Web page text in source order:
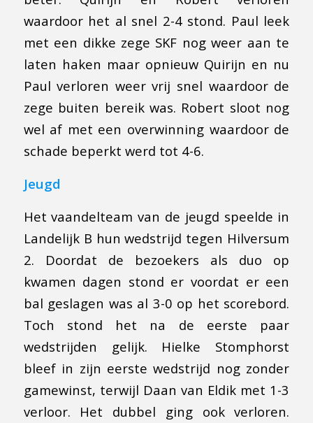
waardoor het al snel 2-4 stond. Paul leek
met een dikke zege SKF nog weer aan te
laten haken maar opnieuw Quirijn en nu
Paul verloren weer vrij snel waardoor de
zege buiten bereik was. Robert sloot nog
wel af met een overwinning waardoor de
schade beperkt werd tot 4-6.
Jeugd
Het vaandelteam van de jeugd speelde in
Landelijk B hun wedstrijd tegen Hilversum
2. Doordat de bezoekers als duo op
kwamen dagen stond er voordat er een
bal geslagen was al 3-0 op het scorebord.
Toch stond het na de eerste paar
wedstrijden gelijk. Hielke Stomphorst
bleef in zijn eerste wedstrijd nog zonder
gamewinst, terwijl Daan van Eldik met 1-3
verloor. Het dubbel ging ook verloren.